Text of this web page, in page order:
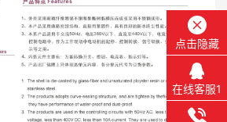
点击隐藏
在线客服1